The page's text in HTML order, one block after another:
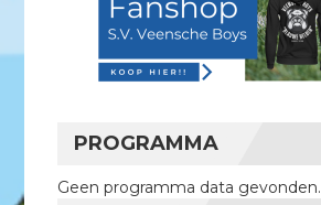
PROGRAMMA
Geen programma data gevonden.